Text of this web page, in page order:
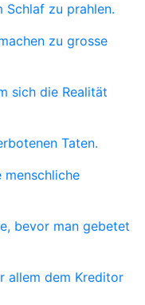
Schlaf zu prahlen.
zu grosse
sich die Realität
Taten.
menschliche
bevor man gebetet
allem dem Kreditor